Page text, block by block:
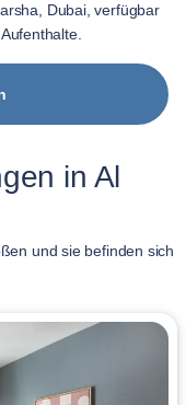
Dubai, verfügbar
in Al
und sie befinden sich